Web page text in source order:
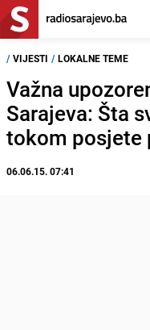
/ VIJESTI / LOKALNE TEME
Važna
Sarajeva: Šta
tokom posjete
06.06.15. 07:41